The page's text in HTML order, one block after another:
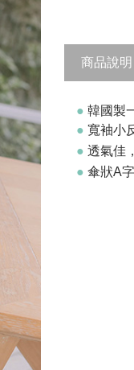
商品說明
● 韓國製
● 寬袖小
● 透氣佳
● 傘狀A